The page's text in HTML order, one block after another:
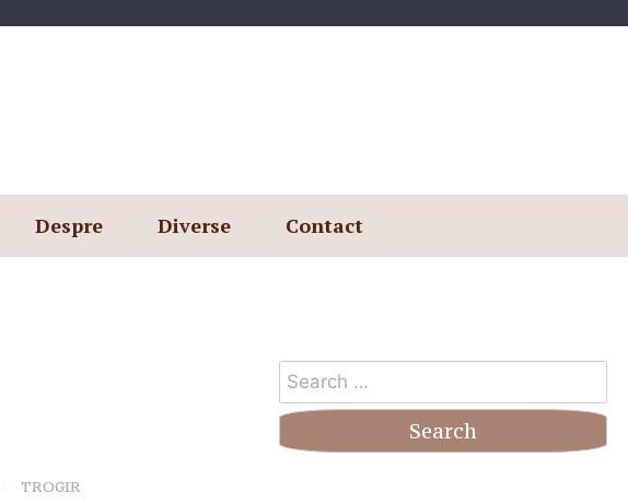
Despre Diverse Contact
TROGIR
Search
for: